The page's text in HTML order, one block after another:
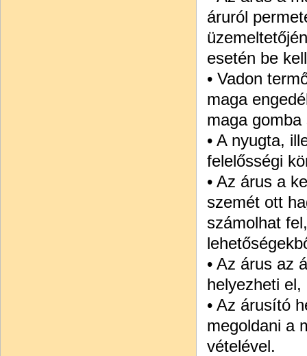
áruról
esetén be
• Vadon
maga
maga
• A nyugta,
felelősségi
• Az árus a
szemét ott
számolhat
• Az árus az
helyezheti
• Az árusító
megoldani a
vételével.